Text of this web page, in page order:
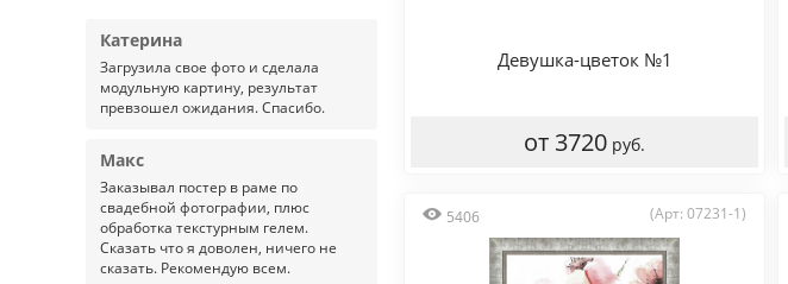
Катерина
Загрузила свое фото и сделала
модульную картину, результат
превзошел ожидания. Спасибо.
Макс
Заказывал постер в раме по
свадебной фотографии, плюс
обработка текстурным гелем.
Сказать что я доволен, ничего не
сказать. Рекомендую всем.
Девушка-цветок №1
от 3720 руб.
5406 (Арт: 07231-1)